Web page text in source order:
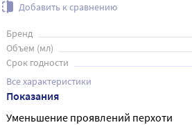
Добавить к сравнению
Бренд
Объем (мл)
Срок годности
Все характеристики
Показания
Уменьшение проявлений перхоти